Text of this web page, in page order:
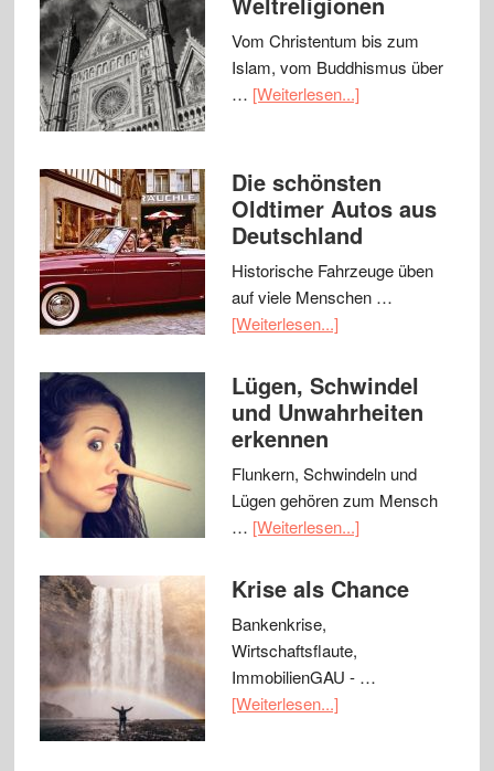
Vom Christentum bis zum
Islam, vom Buddhismus über
… [Weiterlesen...]
Die schönsten
Oldtimer Autos aus
Deutschland
Historische Fahrzeuge üben
auf viele Menschen …
[Weiterlesen...]
Lügen, Schwindel
und Unwahrheiten
erkennen
Flunkern, Schwindeln und
Lügen gehören zum Mensch
… [Weiterlesen...]
Krise als Chance
Bankenkrise,
Wirtschaftsflaute,
ImmobilienGAU - …
[Weiterlesen...]